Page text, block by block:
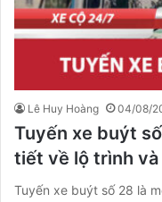
Lê Huy Hoàng 04/08/
Tuyến xe buýt
tiết về lộ trình
Tuyến xe buýt số 28 là